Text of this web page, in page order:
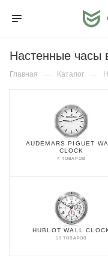
Настенные часы
Главная — Каталог —
AUDEMARS PIGUET
CLOCK
7 ТОВАРОВ
HUBLOT WALL
19 ТОВАРОВ